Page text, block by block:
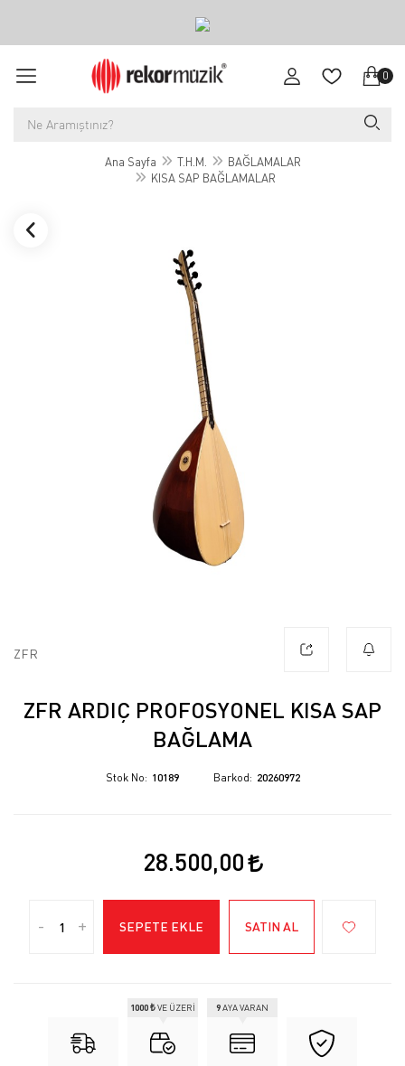
0
Ana Sayfa T.H.M.
BAĞLAMALAR
KISA SAP BAĞLAMALAR
ZFR
ZFR ARDIÇ PROFOSYONEL KISA SAP
BAĞLAMA
Stok No 10189 Barkod 20260972
28.500,00
- + SEPETE EKLE SATIN AL
1000 ₺VE ÜZERİ 9AYA VARAN